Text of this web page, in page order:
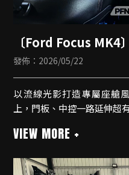
〔Ford Focus MK4
發佈：2026/05/22
以流線光影打造專屬座艙
上，門板、中控一路延伸超
✨車門飾板
✨副駕✨腳底